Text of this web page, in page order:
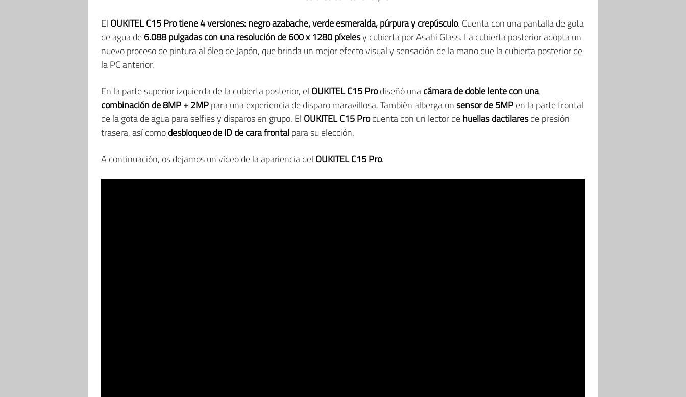
El OUKITEL C15 Pro tiene 4 versiones: negro azabache, verde esmeralda, púrpura y crepúsculo. Cuenta con una pantalla de gota
de agua de6.088 pulgadas con una resolución de 600 x 1280 píxelesy cubierta por Asahi Glass. La cubierta posterior adopta un
nuevo proceso de pintura al óleo de Japón, que brinda un mejor efecto visual y sensación de la mano que la cubierta posterior de
la PC anterior.
En la parte superior izquierda de la cubierta posterior, el OUKITEL C15 Prodiseñó unacámara de doble lente con una
combinación de 8MP + 2MPpara una experiencia de disparo maravillosa. También alberga unsensor de 5MPen la parte frontal
de la gota de agua para selfies y disparos en grupo. El OUKITEL C15 Procuenta con un lector dehuellas dactilaresde presión
trasera, así comodesbloqueo de ID de cara frontalpara su elección.
A continuación, os dejamos un vídeo de la apariencia del OUKITEL C15 Pro.